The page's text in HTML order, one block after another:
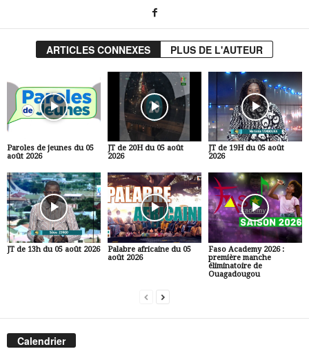
ARTICLES CONNEXES PLUS DE L'AUTEUR
Paroles de jeunes du 05
août 2026
JT de 20H du 05 août
2026
JT de 19H du 05 août
2026
JT de 13h du 05 août 2026
Palabre africaine du 05
août 2026
Faso Academy 2026 :
première manche
éliminatoire de
Ouagadougou
Calendrier